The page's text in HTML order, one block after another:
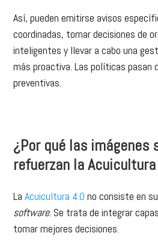
Así, pueden emitirse avisos
coordinadas, tomar decisiones de
inteligentes y llevar a cabo una
más proactiva. Las políticas pasan
preventivas.
¿Por qué las
refuerzan la
LaAcuicultura 4.0 no consiste en
software. Se trata de integrar
tomar mejores decisiones.